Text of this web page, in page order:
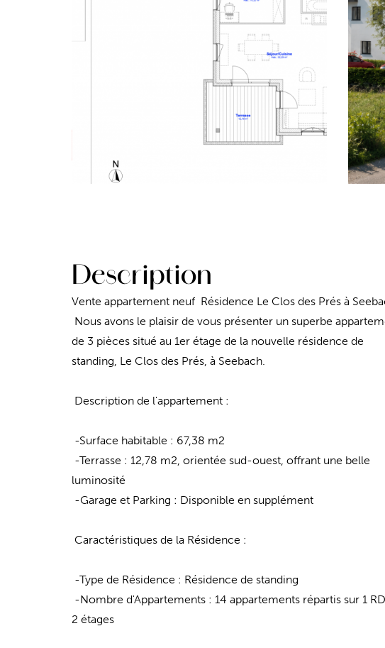
Description
Vente appartement neuf Résidence Le Clos des Prés à
Nous avons le plaisir de vous présenter un superbe
de 3 pièces situé au 1er étage de la nouvelle résidence de
standing, Le Clos des Prés, à Seebach.
Description de l'appartement :
-Surface habitable : 67,38 m2
-Terrasse : 12,78 m2, orientée sud-ouest, offrant une belle
luminosité
-Garage et Parking : Disponible en supplément
Caractéristiques de la Résidence :
-Type de Résidence : Résidence de standing
-Nombre d'Appartements : 14 appartements répartis sur 1
2 étages